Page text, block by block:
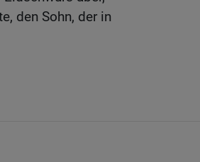
den Sohn, der in